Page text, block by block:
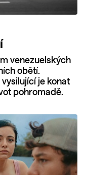
venezuelských
obětí.
je konat
pohromadě.